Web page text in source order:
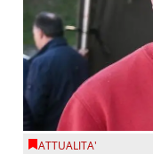
ATTUALITA'